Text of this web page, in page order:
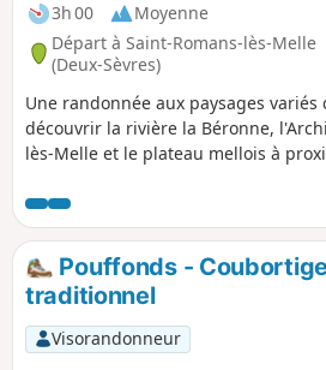
3h 00
Moyenne
Départ à Saint-Romans-lès-Melle
(Deux-Sèvres)
Une randonnée aux paysages
découvrir la rivière la Béronne,
lès-Melle et le plateau mellois à
Pouffonds -
traditionnel
Visorandonneur